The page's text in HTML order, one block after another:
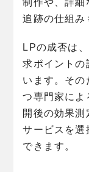
追跡の仕組み
LPの成否は
求ポイントの
います。その
つ専門家によ
開後の効果測
サービスを選
できます。